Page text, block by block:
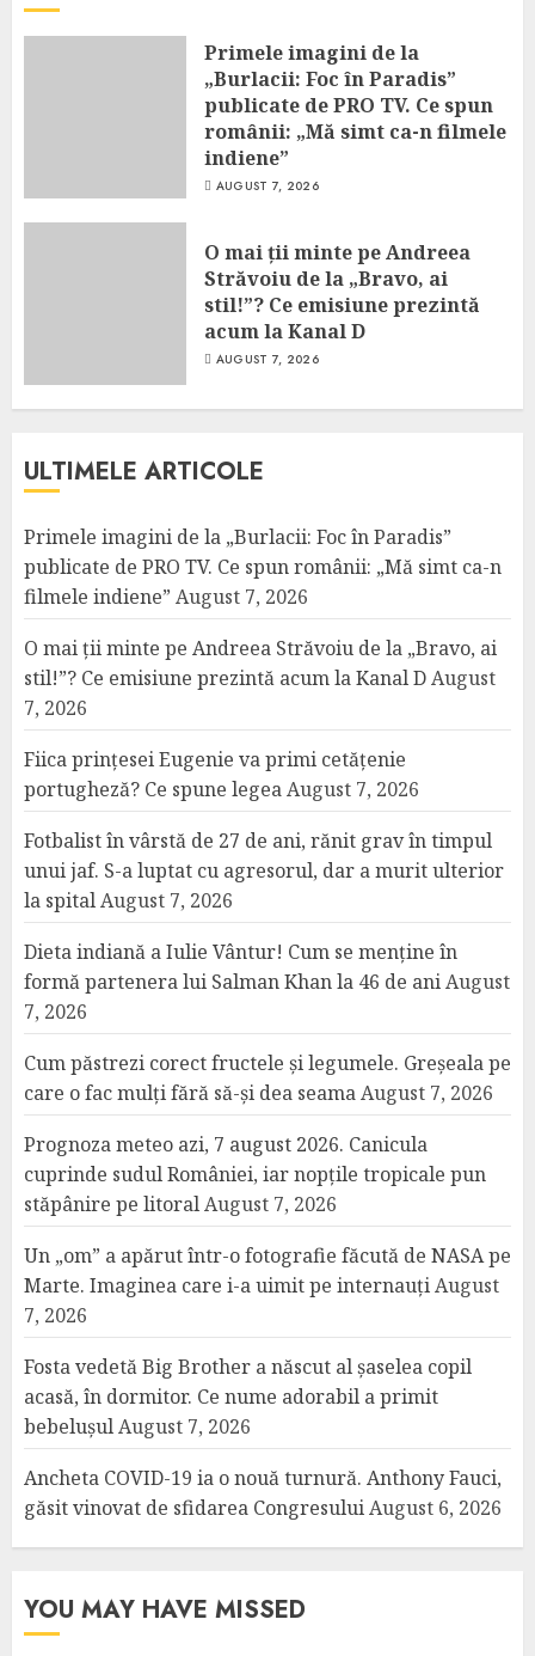
Primele imagini de la
„Burlacii: Foc în Paradis”
publicate de PRO TV. Ce spun
românii: „Mă simt ca-n filmele
indiene”
AUGUST 7, 2026
O mai ții minte pe Andreea
Străvoiu de la „Bravo, ai
stil!”? Ce emisiune prezintă
acum la Kanal D
AUGUST 7, 2026
ULTIMELE ARTICOLE
Primele imagini de la „Burlacii: Foc în Paradis”
publicate de PRO TV. Ce spun românii: „Mă simt ca-n
filmele indiene” August 7, 2026
O mai ții minte pe Andreea Străvoiu de la „Bravo, ai
stil!”? Ce emisiune prezintă acum la Kanal DAugust
7, 2026
Fiica prințesei Eugenie va primi cetățenie
portugheză? Ce spune legeaAugust 7, 2026
Fotbalist în vârstă de 27 de ani, rănit grav în timpul
unui jaf. S-a luptat cu agresorul, dar a murit ulterior
la spitalAugust 7, 2026
Dieta indiană a Iulie Vântur! Cum se menține în
formă partenera lui Salman Khan la 46 de aniAugust
7, 2026
Cum păstrezi corect fructele și legumele. Greșeala pe
care o fac mulți fără să-și dea seamaAugust 7, 2026
Prognoza meteo azi, 7 august 2026. Canicula
cuprinde sudul României, iar nopțile tropicale pun
stăpânire pe litoralAugust 7, 2026
Un „om” a apărut într-o fotografie făcută de NASA pe
Marte. Imaginea care i-a uimit pe internauțiAugust
7, 2026
Fosta vedetă Big Brother a născut al șaselea copil
acasă, în dormitor. Ce nume adorabil a primit
bebelușulAugust 7, 2026
Ancheta COVID-19 ia o nouă turnură. Anthony Fauci,
găsit vinovat de sfidarea CongresuluiAugust 6, 2026
YOU MAY HAVE MISSED